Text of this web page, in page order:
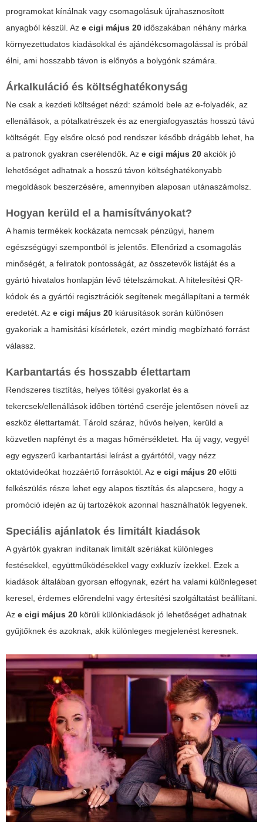
programokat kínálnak vagy csomagolásuk újrahasznosított
anyagból készül. Az e cigi május 20 időszakában néhány márka
környezettudatos kiadásokkal és ajándékcsomagolással is próbál
élni, ami hosszabb távon is előnyös a bolygónk számára.
Árkalkuláció és költséghatékonyság
Ne csak a kezdeti költséget nézd: számold bele az e-folyadék, az
ellenállások, a pótalkatrészek és az energiafogyasztás hosszú távú
költségét. Egy elsőre olcsó pod rendszer később drágább lehet, ha
a patronok gyakran cserélendők. Az e cigi május 20 akciók jó
lehetőséget adhatnak a hosszú távon költséghatékonyabb
megoldások beszerzésére, amennyiben alaposan utánaszámolsz.
Hogyan kerüld el a hamisítványokat?
A hamis termékek kockázata nemcsak pénzügyi, hanem
egészségügyi szempontból is jelentős. Ellenőrizd a csomagolás
minőségét, a feliratok pontosságát, az összetevők listáját és a
gyártó hivatalos honlapján lévő tételszámokat. A hitelesítési QR-
kódok és a gyártói regisztrációk segítenek megállapítani a termék
eredetét. Az e cigi május 20 kiárusítások során különösen
gyakoriak a hamisitási kísérletek, ezért mindig megbízható forrást
válassz.
Karbantartás és hosszabb élettartam
Rendszeres tisztítás, helyes töltési gyakorlat és a
tekercsek/ellenállások időben történő cseréje jelentősen növeli az
eszköz élettartamát. Tárold száraz, hűvös helyen, kerüld a
közvetlen napfényt és a magas hőmérsékletet. Ha új vagy, vegyél
egy egyszerű karbantartási leírást a gyártótól, vagy nézz
oktatóvideókat hozzáértő forrásoktól. Az e cigi május 20 előtti
felkészülés része lehet egy alapos tisztítás és alapcsere, hogy a
promóció idején az új tartozékok azonnal használhatók legyenek.
Speciális ajánlatok és limitált kiadások
A gyártók gyakran indítanak limitált szériákat különleges
festésekkel, együttműködésekkel vagy exkluzív ízekkel. Ezek a
kiadások általában gyorsan elfogynak, ezért ha valami különlegeset
keresel, érdemes előrendelni vagy értesítési szolgáltatást beállítani.
Az e cigi május 20 körüli különkiadások jó lehetőséget adhatnak
gyűjtőknek és azoknak, akik különleges megjelenést keresnek.